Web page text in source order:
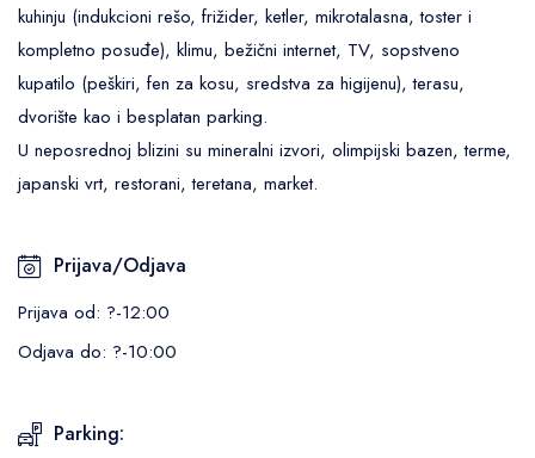
kuhinju (indukcioni rešo, frižider, ketler, mikrotalasna, toster i
kompletno posuđe), klimu, bežični internet, TV, sopstveno
kupatilo (peškiri, fen za kosu, sredstva za higijenu), terasu,
dvorište kao i besplatan parking.
U neposrednoj blizini su mineralni izvori, olimpijski bazen, terme,
japanski vrt, restorani, teretana, market.
Prijava/Odjava
Prijava od: ?-12:00
Odjava do: ?-10:00
Parking: